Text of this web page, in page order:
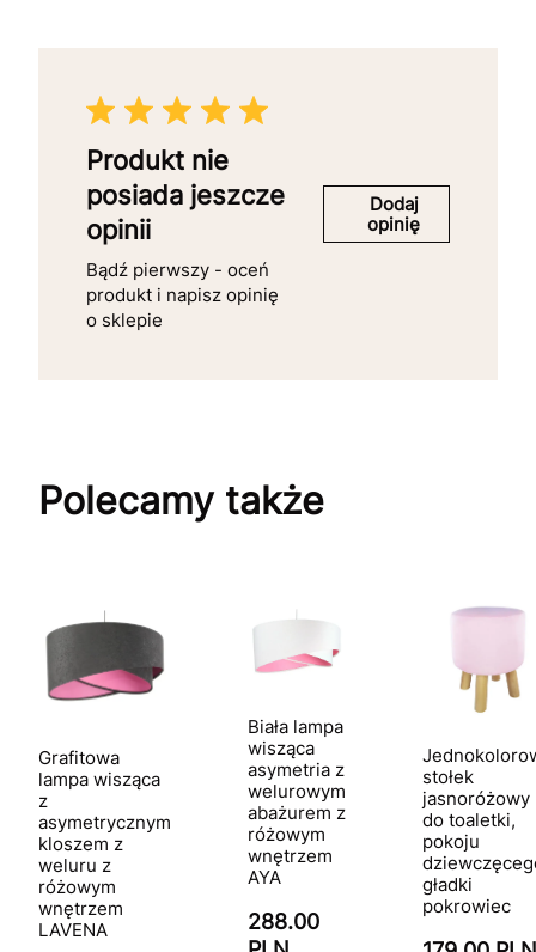
Produkt nie
posiada jeszcze
opinii
Bądź pierwszy - oceń
produkt i napisz opinię
o sklepie
Dodaj
opinię
Polecamy także
Grafitowa
lampa wisząca
z
asymetrycznym
kloszem z
weluru z
różowym
wnętrzem
LAVENA
Biała lampa
wisząca
asymetria z
welurowym
abażurem z
różowym
wnętrzem
AYA
288.00
stołek
jasnoróżowy
do toaletki,
pokoju
gładki
pokrowiec